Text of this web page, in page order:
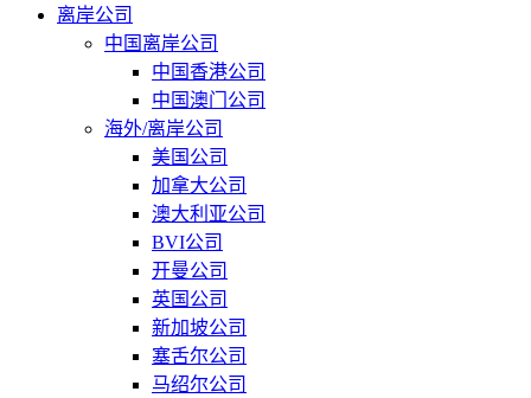
离岸公司
中国离岸公司
中国香港公司
中国澳门公司
海外/离岸公司
美国公司
加拿大公司
澳大利亚公司
BVI公司
开曼公司
英国公司
新加坡公司
塞舌尔公司
马绍尔公司